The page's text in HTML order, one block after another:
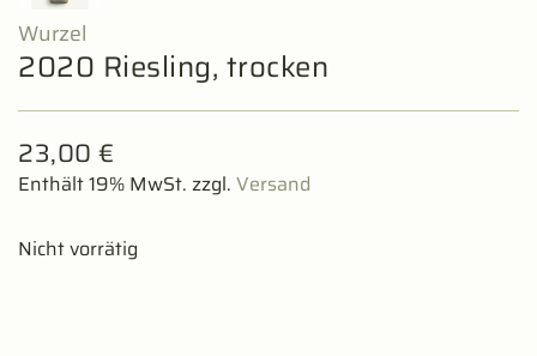
weiss/sauer
Wurzel
2020 Riesling, trocken
23,00 €
Enthält 19% MwSt. zzgl. Versand
Nicht vorrätig